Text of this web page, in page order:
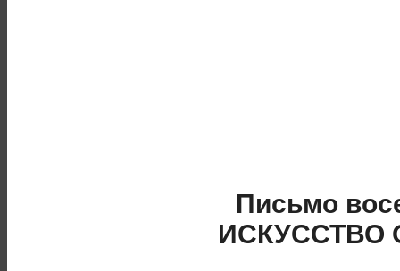
Письмо
ИСКУССТВО